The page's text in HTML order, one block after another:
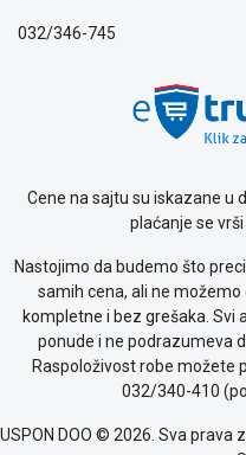
032/346-745
Cene na sajtu su iskazane u
plaćanje se
Nastojimo da budemo što
samih cena, ali ne
kompletne i bez grešaka. Svi
ponude i ne podrazumeva
Raspoloživost robe možete
032/340-410
USPON DOO © 2026. Sva prava